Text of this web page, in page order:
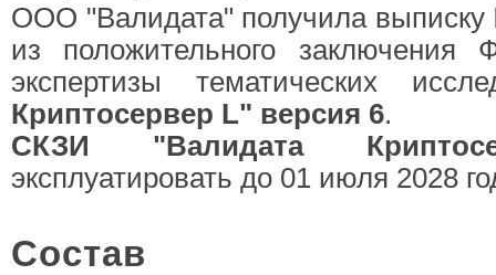
ООО "Валидата" получила выписку
из положительного заключения
экспертизы тематических
Криптосервер L" версия 6.
СКЗИ "Валидата
эксплуатировать до 01 июля 2028
Состав